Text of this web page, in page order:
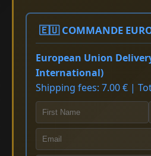
🇪🇺 COMMANDE
European Union
International)
Shipping fees: 7.00 € |